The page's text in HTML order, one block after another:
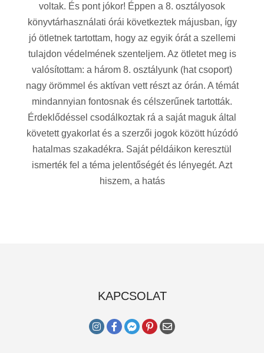
voltak. És pont jókor! Éppen a 8. osztályosok
könyvtárhasználati órái következtek májusban, így
jó ötletnek tartottam, hogy az egyik órát a szellemi
tulajdon védelmének szenteljem. Az ötletet meg is
valósítottam: a három 8. osztályunk (hat csoport)
nagy örömmel és aktívan vett részt az órán. A témát
mindannyian fontosnak és célszerűnek tartották.
Érdeklődéssel csodálkoztak rá a saját maguk által
követett gyakorlat és a szerzői jogok között húzódó
hatalmas szakadékra. Saját példáikon keresztül
ismerték fel a téma jelentőségét és lényegét. Azt
hiszem, a hatás
KAPCSOLAT